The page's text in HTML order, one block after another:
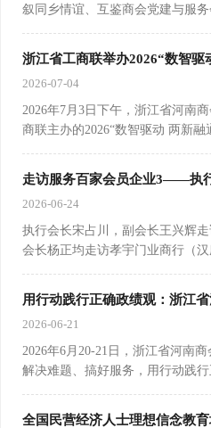
叙同乡情谊、互鉴商会党建与服
浙江省工商联举办2026“数智
2026-07-04
2026年7月3日下午，浙江省河南
商联主办的2026“数智驱动 两新
走访服务百家会员企业3——执
2026-06-24
执行会长宋占川，副会长王兴辉
会长杨正均走访孝宇门业商行（
用行动践行正确政绩观：浙江
2026-06-21
​2026年6月20-21日，浙江省河南
解决难题、搞好服务，用行动践行
全国民营经济人士理想信念教